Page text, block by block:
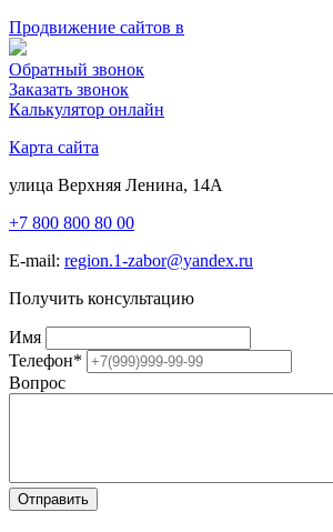
Продвижение сайтов в
Обратный звонок
Заказать звонок
Калькулятор онлайн
Карта сайта
улица Верхняя Ленина, 14А
+7 800 800 80 00
E-mail: region.1-zabor@yandex.ru
Получить консультацию
Имя
Телефон*
Вопрос